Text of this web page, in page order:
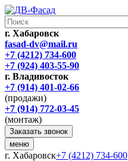
г. Хабаровск
fasad-dv@mail.ru
+7 (4212) 734-600
+7 (924) 403-55-90
г. Владивосток
+7 (914) 401-02-66
(продажи)
+7 (914) 772-03-45
(монтаж)
Заказать звонок
меню
г. Хабаровск+7 (4212) 734-600